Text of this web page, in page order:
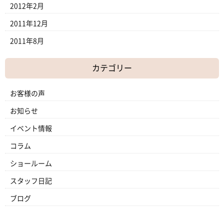
2012年2月
2011年12月
2011年8月
カテゴリー
お客様の声
お知らせ
イベント情報
コラム
ショールーム
スタッフ日記
ブログ